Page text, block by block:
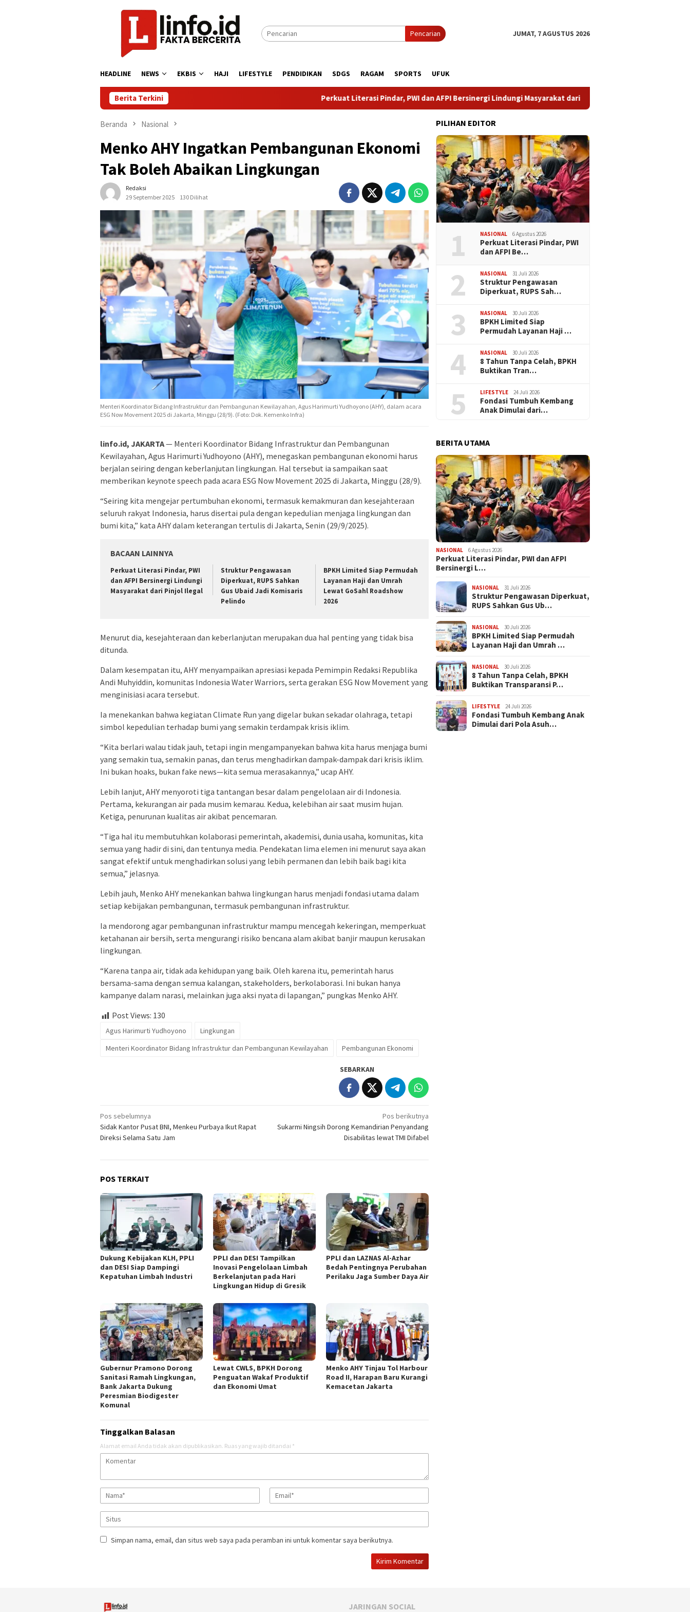
Pencarian JUMAT, 7 AGUSTUS 2026
HEADLINE NEWS EKBIS HAJI LIFESTYLE PENDIDIKAN SDGS RAGAM SPORTS UFUK
Berita Terkini Perkuat Literasi Pindar, PWI dan AFPI Bersinergi Lindungi Masyarakat dari Pinjol Ilegal
Beranda Nasional
Menko AHY Ingatkan Pembangunan Ekonomi
Tak Boleh Abaikan Lingkungan
Redaksi
29 September 2025
130 Dilihat
Menteri Koordinator Bidang Infrastruktur dan Pembangunan Kewilayahan, Agus Harimurti Yudhoyono (AHY), dalam acara
ESG Now Movement 2025 di Jakarta, Minggu (28/9). (Foto: Dok. Kemenko Infra)
linfo.id, JAKARTA— Menteri Koordinator Bidang Infrastruktur dan Pembangunan
Kewilayahan, Agus Harimurti Yudhoyono (AHY), menegaskan pembangunan ekonomi harus
berjalan seiring dengan keberlanjutan lingkungan. Hal tersebut ia sampaikan saat
memberikan keynote speech pada acara ESG Now Movement 2025 di Jakarta, Minggu (28/9).
“Seiring kita mengejar pertumbuhan ekonomi, termasuk kemakmuran dan kesejahteraan
seluruh rakyat Indonesia, harus disertai pula dengan kepedulian menjaga lingkungan dan
bumi kita,” kata AHY dalam keterangan tertulis di Jakarta, Senin (29/9/2025).
BACAAN LAINNYA
Perkuat Literasi Pindar, PWI
dan AFPI Bersinergi Lindungi
Masyarakat dari Pinjol Ilegal
​Struktur Pengawasan
Diperkuat, RUPS Sahkan
Gus Ubaid Jadi Komisaris
Pelindo
BPKH Limited Siap Permudah
Layanan Haji dan Umrah
Lewat GoSahl Roadshow
2026
Menurut dia, kesejahteraan dan keberlanjutan merupakan dua hal penting yang tidak bisa
ditunda.
Dalam kesempatan itu, AHY menyampaikan apresiasi kepada Pemimpin Redaksi Republika
Andi Muhyiddin, komunitas Indonesia Water Warriors, serta gerakan ESG Now Movement yang
menginisiasi acara tersebut.
Ia menekankan bahwa kegiatan Climate Run yang digelar bukan sekadar olahraga, tetapi
simbol kepedulian terhadap bumi yang semakin terdampak krisis iklim.
“Kita berlari walau tidak jauh, tetapi ingin mengampanyekan bahwa kita harus menjaga bumi
yang semakin tua, semakin panas, dan terus menghadirkan dampak-dampak dari krisis iklim.
Ini bukan hoaks, bukan fake news—kita semua merasakannya,” ucap AHY.
Lebih lanjut, AHY menyoroti tiga tantangan besar dalam pengelolaan air di Indonesia.
Pertama, kekurangan air pada musim kemarau. Kedua, kelebihan air saat musim hujan.
Ketiga, penurunan kualitas air akibat pencemaran.
“Tiga hal itu membutuhkan kolaborasi pemerintah, akademisi, dunia usaha, komunitas, kita
semua yang hadir di sini, dan tentunya media. Pendekatan lima elemen ini menurut saya akan
sangat efektif untuk menghadirkan solusi yang lebih permanen dan lebih baik bagi kita
semua,” jelasnya.
Lebih jauh, Menko AHY menekankan bahwa lingkungan harus menjadi fondasi utama dalam
setiap kebijakan pembangunan, termasuk pembangunan infrastruktur.
Ia mendorong agar pembangunan infrastruktur mampu mencegah kekeringan, memperkuat
ketahanan air bersih, serta mengurangi risiko bencana alam akibat banjir maupun kerusakan
lingkungan.
“Karena tanpa air, tidak ada kehidupan yang baik. Oleh karena itu, pemerintah harus
bersama-sama dengan semua kalangan, stakeholders, berkolaborasi. Ini bukan hanya
kampanye dalam narasi, melainkan juga aksi nyata di lapangan,” pungkas Menko AHY.
Post Views: 130
Agus Harimurti Yudhoyono
Lingkungan
Menteri Koordinator Bidang Infrastruktur dan Pembangunan Kewilayahan
Pembangunan Ekonomi
SEBARKAN
Navigasi
pos
Pos sebelumnya
Sidak Kantor Pusat BNI, Menkeu Purbaya Ikut Rapat
Direksi Selama Satu Jam
Pos berikutnya
Sukarmi Ningsih Dorong Kemandirian Penyandang
Disabilitas lewat TMI Difabel
POS TERKAIT
Dukung Kebijakan KLH, PPLI
dan DESI Siap Dampingi
Kepatuhan Limbah Industri
PPLI dan DESI Tampilkan
Inovasi Pengelolaan Limbah
Berkelanjutan pada Hari
Lingkungan Hidup di Gresik
PPLI dan LAZNAS Al-Azhar
Bedah Pentingnya Perubahan
Perilaku Jaga Sumber Daya Air
Gubernur Pramono Dorong
Sanitasi Ramah Lingkungan,
Bank Jakarta Dukung
Peresmian Biodigester
Komunal
Lewat CWLS, BPKH Dorong
Penguatan Wakaf Produktif
dan Ekonomi Umat
Menko AHY Tinjau Tol Harbour
Road II, Harapan Baru Kurangi
Kemacetan Jakarta
Tinggalkan Balasan
Alamat email Anda tidak akan dipublikasikan. Ruas yang wajib ditandai *
Simpan nama, email, dan situs web saya pada peramban ini untuk komentar saya berikutnya.
PILIHAN EDITOR
1 NASIONAL 6 Agustus 2026
Perkuat Literasi Pindar, PWI
dan AFPI Be…
2 NASIONAL 31 Juli 2026
​Struktur Pengawasan
Diperkuat, RUPS Sah…
3 NASIONAL 30 Juli 2026
BPKH Limited Siap
Permudah Layanan Haji …
4 NASIONAL 30 Juli 2026
​8 Tahun Tanpa Celah, BPKH
Buktikan Tran…
5 LIFESTYLE 24 Juli 2026
Fondasi Tumbuh Kembang
Anak Dimulai dari…
BERITA UTAMA
NASIONAL 6 Agustus 2026
Perkuat Literasi Pindar, PWI dan AFPI
Bersinergi L…
NASIONAL 31 Juli 2026
​Struktur Pengawasan Diperkuat,
RUPS Sahkan Gus Ub…
NASIONAL 30 Juli 2026
BPKH Limited Siap Permudah
Layanan Haji dan Umrah …
NASIONAL 30 Juli 2026
​8 Tahun Tanpa Celah, BPKH
Buktikan Transparansi P…
LIFESTYLE 24 Juli 2026
Fondasi Tumbuh Kembang Anak
Dimulai dari Pola Asuh…
JARINGAN SOCIAL